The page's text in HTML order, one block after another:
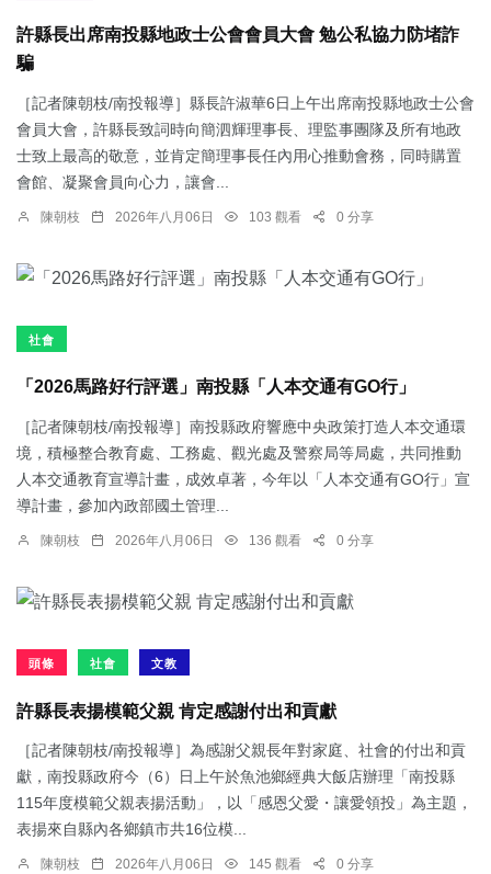
許縣長出席南投縣地政士公會會員大會 勉公私協力防堵詐
騙
［記者陳朝枝/南投報導］縣長許淑華6日上午出席南投縣地政士公會
會員大會，許縣長致詞時向簡泗輝理事長、理監事團隊及所有地政
士致上最高的敬意，並肯定簡理事長任內用心推動會務，同時購置
會館、凝聚會員向心力，讓會...
陳朝枝 2026年八月06日 103 觀看 0 分享
社會
「2026馬路好行評選」南投縣「人本交通有GO行」
［記者陳朝枝/南投報導］南投縣政府響應中央政策打造人本交通環
境，積極整合教育處、工務處、觀光處及警察局等局處，共同推動
人本交通教育宣導計畫，成效卓著，今年以「人本交通有GO行」宣
導計畫，參加內政部國土管理...
陳朝枝 2026年八月06日 136 觀看 0 分享
頭條 社會 文教
許縣長表揚模範父親 肯定感謝付出和貢獻
［記者陳朝枝/南投報導］為感謝父親長年對家庭、社會的付出和貢
獻，南投縣政府今（6）日上午於魚池鄉經典大飯店辦理「南投縣
115年度模範父親表揚活動」，以「感恩父愛・讓愛領投」為主題，
表揚來自縣內各鄉鎮市共16位模...
陳朝枝 2026年八月06日 145 觀看 0 分享